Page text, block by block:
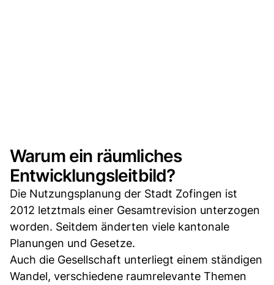
Warum ein räumliches
Entwicklungsleitbild?
Die Nutzungsplanung der Stadt Zofingen ist
2012 letztmals einer Gesamtrevision unterzogen
worden. Seitdem änderten viele kantonale
Planungen und Gesetze.
Auch die Gesellschaft unterliegt einem ständigen
Wandel, verschiedene raumrelevante Themen